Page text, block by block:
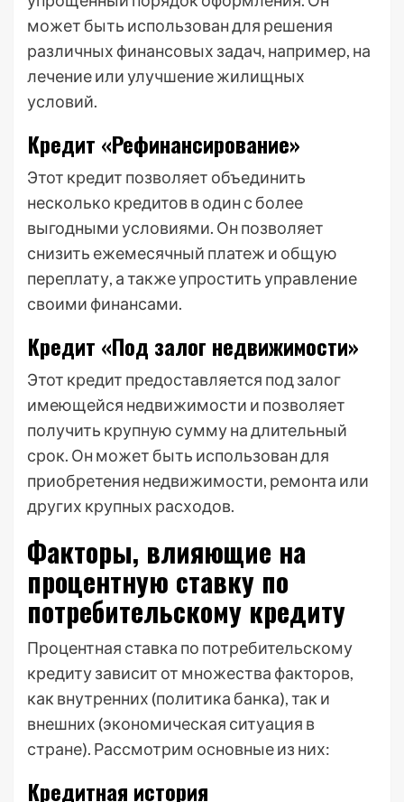
может быть использован для решения
различных финансовых задач, например, на
лечение или улучшение жилищных
условий.
Кредит «Рефинансирование»
Этот кредит позволяет объединить
несколько кредитов в один с более
выгодными условиями. Он позволяет
снизить ежемесячный платеж и общую
переплату, а также упростить управление
своими финансами.
Кредит «Под залог недвижимости»
Этот кредит предоставляется под залог
имеющейся недвижимости и позволяет
получить крупную сумму на длительный
срок. Он может быть использован для
приобретения недвижимости, ремонта или
других крупных расходов.
Факторы, влияющие на
процентную ставку по
потребительскому кредиту
Процентная ставка по потребительскому
кредиту зависит от множества факторов,
как внутренних (политика банка), так и
внешних (экономическая ситуация в
стране). Рассмотрим основные из них:
Кредитная история